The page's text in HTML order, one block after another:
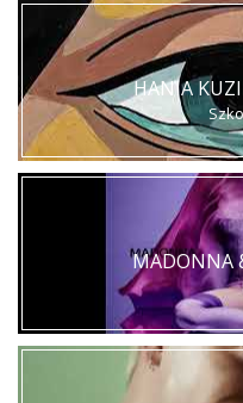
HANIA
MADONNA